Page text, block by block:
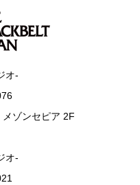
オ-
ゾンセピア 2F
オ-